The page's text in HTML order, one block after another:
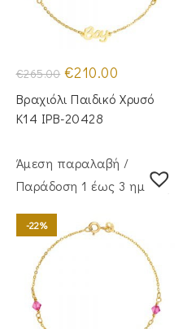
€265.00 Original
price
was:
€265.00.
€210.00
τιμή
είναι:
Βραχιόλι Παιδικό Χρυσό
Κ14 IPB-20428
Άμεση παραλαβή /
Παράδoση 1 έως 3 ημέρες
-22%